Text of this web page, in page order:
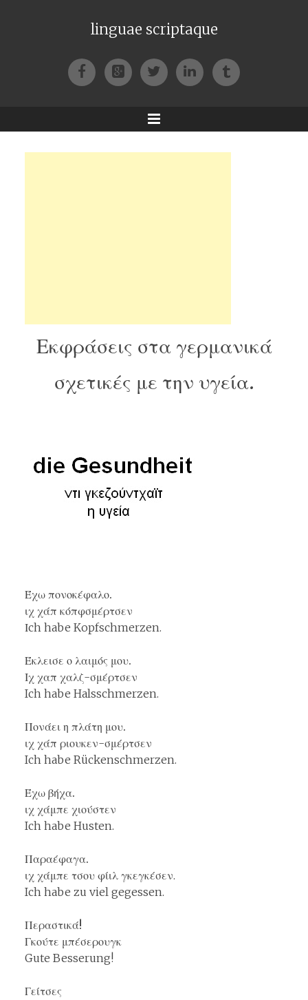
linguae scriptaque
FacebookGoogle+TwitterLinkedIn
Tumblr
Menu
Εκφράσεις στα γερμανικά
σχετικές με την υγεία.
Έχω πονοκέφαλο.
ιχ χάπ κόπφσμέρτσεν
Ιch habe Kopfschmerzen.
Έκλεισε ο λαιμός μου.
Ιχ χαπ χαλζ-σμέρτσεν
Ich habe Halsschmerzen.
Πονάει η πλάτη μου.
ιχ χάπ ριουκεν-σμέρτσεν
Ich habe Rückenschmerzen.
Έχω βήχα.
ιχ χάμπε χιούστεν
Ich habe Husten.
Παραέφαγα.
ιχ χάμπε τσου φίιλ γκεγκέσεν.
Ich habe zu viel gegessen.
Περαστικά!
Γκούτε μπέσερουγκ
Gute Besserung!
Γείτσες